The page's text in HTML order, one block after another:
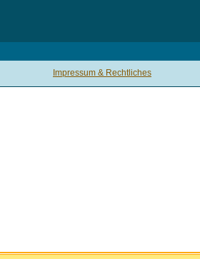
Impressum & Rechtliches